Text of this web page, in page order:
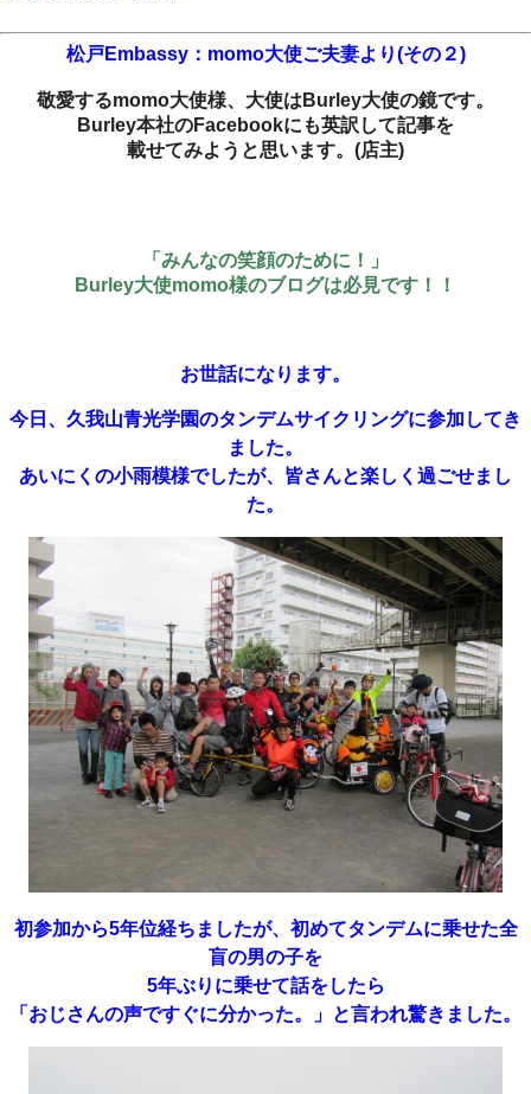
松戸Embassy：momo大使ご夫妻より(その２)
敬愛するmomo大使様、大使はBurley大使の鏡です。
Burley本社のFacebookにも英訳して記事を
載せてみようと思います。(店主)
「みんなの笑顔のために！」
Burley大使momo様のブログは必見です！！
お世話になります。
今日、久我山青光学園のタンデムサイクリングに参加してき
ました。
あいにくの小雨模様でしたが、皆さんと楽しく過ごせまし
た。
初参加から5年位経ちましたが、初めてタンデムに乗せた全
盲の男の子を
5年ぶりに乗せて話をしたら
「おじさんの声ですぐに分かった。」と言われ驚きました。